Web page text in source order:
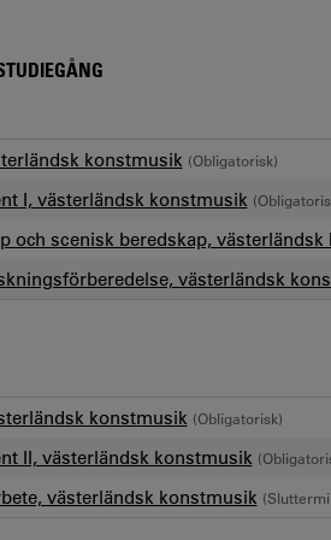
konstmusik (Obligatorisk)
I, västerländsk konstmusik
och scenisk beredskap,
västerländsk
konstmusik (Obligatorisk)
II, västerländsk konstmusik
västerländsk konstmusik